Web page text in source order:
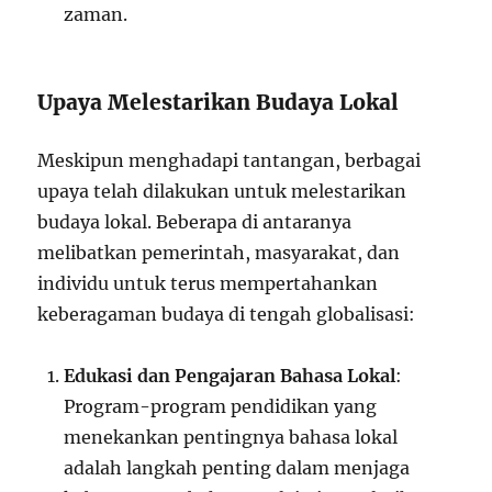
zaman.
Upaya Melestarikan Budaya Lokal
Meskipun menghadapi tantangan, berbagai
upaya telah dilakukan untuk melestarikan
budaya lokal. Beberapa di antaranya
melibatkan pemerintah, masyarakat, dan
individu untuk terus mempertahankan
keberagaman budaya di tengah globalisasi:
Edukasi dan Pengajaran Bahasa Lokal:
Program-program pendidikan yang
menekankan pentingnya bahasa lokal
adalah langkah penting dalam menjaga